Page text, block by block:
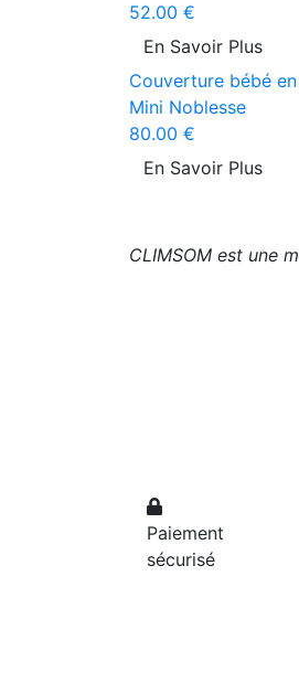
52.00 €
En Savoir Plus
Couverture bébé
Mini Noblesse
80.00 €
En Savoir Plus
CLIMSOM est une
Paiement
sécurisé